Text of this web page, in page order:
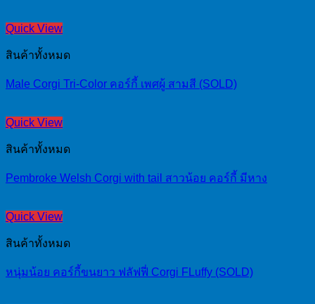
Quick View
สินค้าทั้งหมด
Male Corgi Tri-Color คอร์กี้ เพศผู้ สามสี (SOLD)
Quick View
สินค้าทั้งหมด
Pembroke Welsh Corgi with tail สาวน้อย คอร์กี้ มีหาง
Quick View
สินค้าทั้งหมด
หนุ่มน้อย คอร์กี้ขนยาว ฟลัฟฟี่ Corgi FLuffy (SOLD)